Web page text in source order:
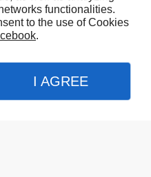
functionalities.
to the use of Cookies
.
I AGREE